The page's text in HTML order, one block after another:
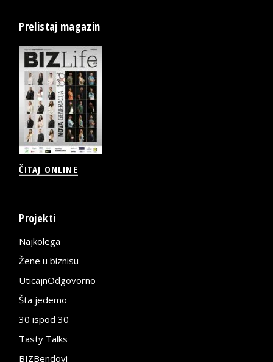
Prelistaj magazin
ČITAJ ONLINE
Projekti
Najkolega
Žene u biznisu
UticajnOdgovorno
Šta jedemo
30 ispod 30
Tasty Talks
BIZBendovi